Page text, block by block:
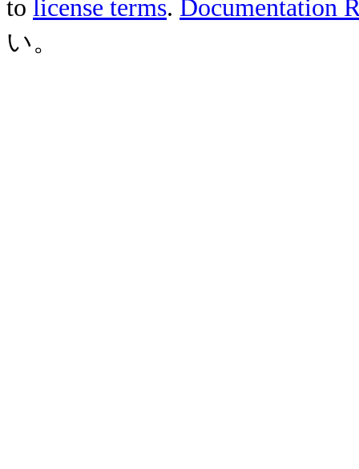
to license terms. Documentation
い。